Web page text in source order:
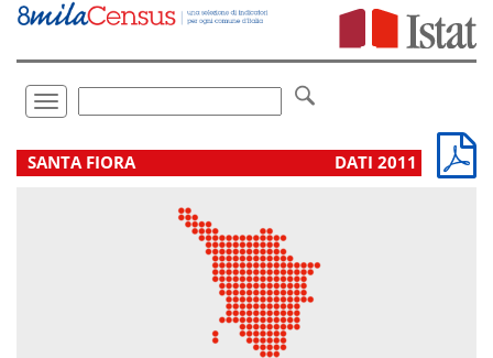
Vai
direttamente
Toggle
navigation
.
SANTA FIORA DATI 2011